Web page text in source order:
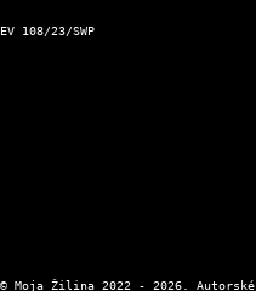
EV 108/23/SWP